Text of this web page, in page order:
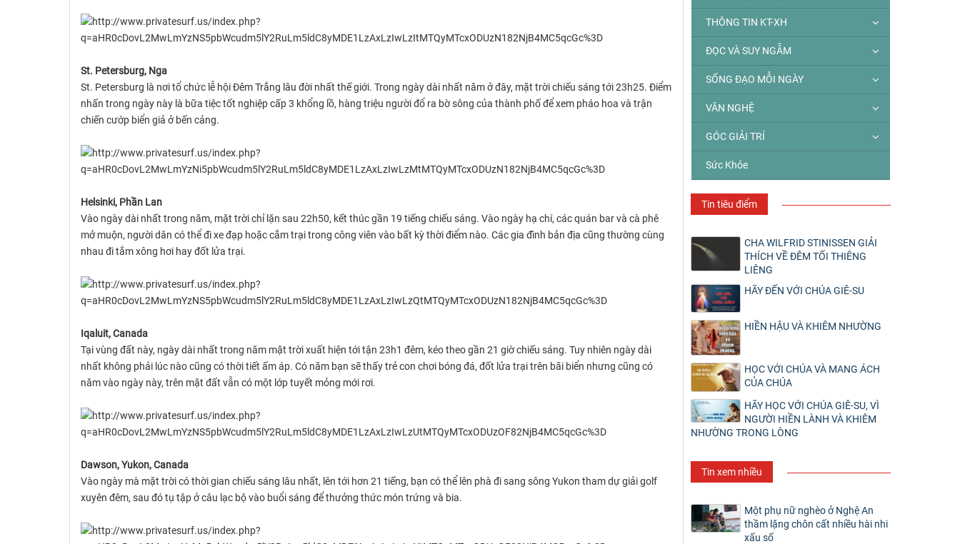
St. Petersburg, Nga
St. Petersburg là nơi tổ chức lễ hội Đêm Trắng lâu đời nhất thế giới. Trong ngày dài nhất năm ở đây, mặt trời chiếu sáng tới 23h25. Điểm
nhấn trong ngày này là bữa tiệc tốt nghiệp cấp 3 khổng lồ, hàng triệu người đổ ra bờ sông của thành phố để xem pháo hoa và trận
chiến cướp biển giả ở bến cảng.
Helsinki, Phần Lan
Vào ngày dài nhất trong năm, mặt trời chỉ lặn sau 22h50, kết thúc gần 19 tiếng chiếu sáng. Vào ngày hạ chí, các quán bar và cà phê
mở muộn, người dân có thể đi xe đạp hoặc cắm trại trong công viên vào bất kỳ thời điểm nào. Các gia đình bản địa cũng thường cùng
nhau đi tắm xông hơi hay đốt lửa trại.
Iqaluit, Canada
Tại vùng đất này, ngày dài nhất trong năm mặt trời xuất hiện tới tận 23h1 đêm, kéo theo gần 21 giờ chiếu sáng. Tuy nhiên ngày dài
nhất không phải lúc nào cũng có thời tiết ấm áp. Có năm bạn sẽ thấy trẻ con chơi bóng đá, đốt lửa trại trên bãi biển nhưng cũng có
năm vào ngày này, trên mặt đất vẫn có một lớp tuyết mỏng mới rơi.
Dawson, Yukon, Canada
Vào ngày mà mặt trời có thời gian chiếu sáng lâu nhất, lên tới hơn 21 tiếng, bạn có thể lên phà đi sang sông Yukon tham dự giải golf
xuyên đêm, sau đó tụ tập ở câu lạc bộ vào buổi sáng để thưởng thức món trứng và bia.
THÔNG TIN KT-XH
ĐỌC VÀ SUY NGẪM
SỐNG ĐẠO MỖI NGÀY
VĂN NGHỆ
GÓC GIẢI TRÍ
Sức Khỏe
Tin tiêu điểm
CHA WILFRID STINISSEN GIẢI
THÍCH VỀ ĐÊM TỐI THIÊNG
LIÊNG
HÃY ĐẾN VỚI CHÚA GIÊ-SU
HIỀN HẬU VÀ KHIÊM NHƯỜNG
HỌC VỚI CHÚA VÀ MANG ÁCH
CỦA CHÚA
HÃY HỌC VỚI CHÚA GIÊ-SU, VÌ
NGƯỜI HIỀN LÀNH VÀ KHIÊM
NHƯỜNG TRONG LÒNG
Tin xem nhiều
Một phụ nữ nghèo ở Nghệ An
thầm lặng chôn cất nhiều hài nhi
xấu số